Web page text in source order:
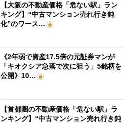
【大阪の不動産価格「危ない駅」ラン
キング】“中古マンション売れ行き鈍
化”のワース…
《2年弱で資産17.5倍の元証券マンが
「キオクシア急落で次に狙う」5銘柄を
公開》10…
【首都圏の不動産価格「危ない駅」ラ
ンキング】“中古マンション売れ行き鈍